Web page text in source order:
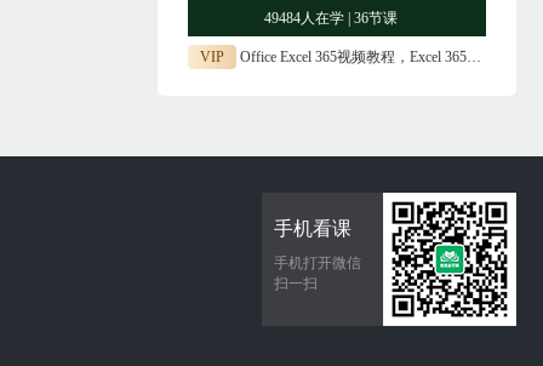
49484人在学 | 36节课
VIP Office Excel 365视频教程，Excel 365视频课
手机看课
手机打开微信
扫一扫